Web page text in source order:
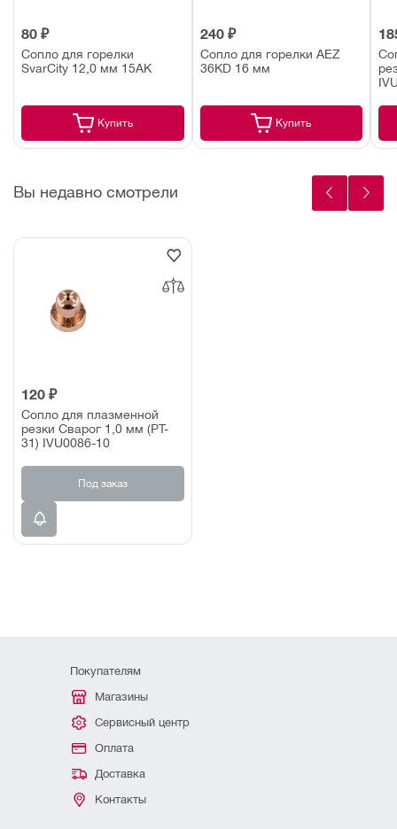
80 ₽
Сопло для горелки
SvarCity 12,0 мм 15АК
Купить
240 ₽
Сопло для горелки AEZ
36KD 16 мм
Купить
Вы недавно смотрели
120 ₽
Сопло для плазменной
резки Сварог 1,0 мм (PT-
31) IVU0086-10
Под заказ
Покупателям
Магазины
Сервисный центр
Оплата
Доставка
Контакты